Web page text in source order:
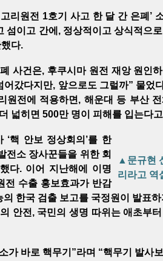
리원전 1호기 사고 한 달 간 은폐’
섬이고 간에, 정상적이고 상식적으
다.
사건은, 후쿠시마 원전 재앙 원인
어갔다지만, 앞으로도 그럴까” 물었
원전에 적용하면, 해운대 등 부산
넓히면 500만 명이 피해를 입는다
▲문규현
리라고 역
‘핵 안보 정상회의’를 한
전소 장사꾼들을 위한 회
다. 이어 지난해에 이명
전 수출 홍보효과가 반감
의 한국 검출 보고를 국정원이 발표
안전, 국민의 생명 따위는 애초부
가 바로 핵무기”라며 “핵무기 발사